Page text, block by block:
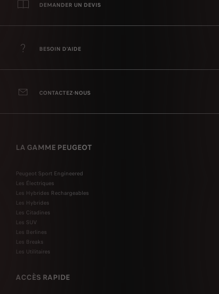
DEMANDER UN DEVIS
BESOIN D'AIDE
CONTACTEZ-NOUS
LA GAMME PEUGEOT
Peugeot Sport Engineered
Les Électriques
Les Hybrides Rechargeables
Les Hybrides
Les Citadines
Les SUV
Les Berlines
Les Breaks
Les Utilitaires
ACCÈS RAPIDE